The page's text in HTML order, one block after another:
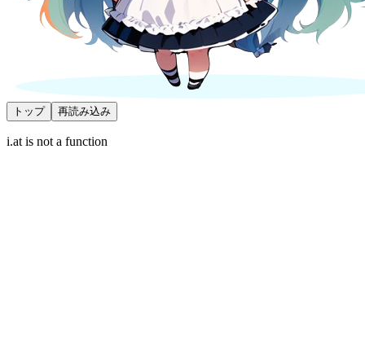
トップ 再読み込み
i.at is not a function